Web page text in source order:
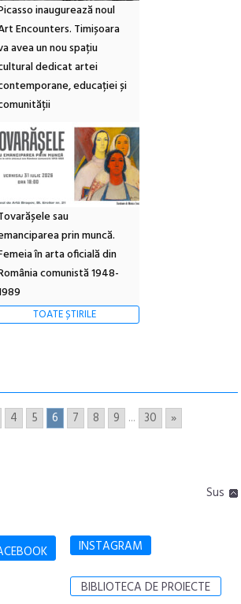
inaugurează noul
Encounters. Timișoara
avea un nou spațiu
dedicat artei
educației și
sau
prin muncă.
în arta oficială din
comunistă 1948-
TOATE ȘTIRILE
4 5 6 7 8 9 ... 30 »
Sus
INSTAGRAM
BIBLIOTECA DE PROIECTE